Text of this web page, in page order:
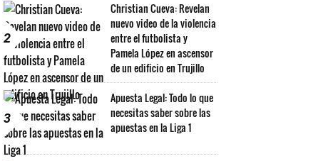
2
Christian Cueva: Revelan
nuevo video de la violencia
entre el futbolista y
Pamela López en ascensor
de un edificio en Trujillo
3
Apuesta Legal: Todo lo que
necesitas saber sobre las
apuestas en la Liga 1